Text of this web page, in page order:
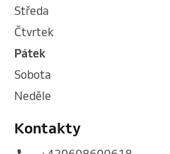
středa
čtvrtek
pátek
sobota
neděle
Kontakty